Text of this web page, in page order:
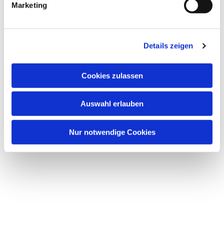
Marketing
Details zeigen
Cookies zulassen
Auswahl erlauben
Nur notwendige Cookies
Dies könnte Sie auch
interessieren